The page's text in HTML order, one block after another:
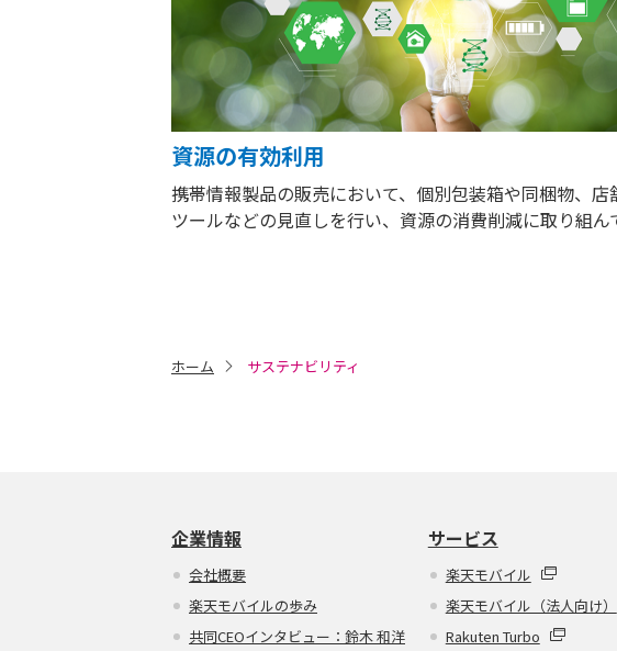
資源の有効利用
携帯情報製品の販売において、個別包装箱や同梱物、店
ツールなどの見直しを行い、資源の消費削減に取り組ん
ホーム サステナビリティ
企業情報
会社概要
楽天モバイルの歩み
共同CEOインタビュー：鈴木 和洋
サービス
楽天モバイル
楽天モバイル（法人向け）
Rakuten Turbo